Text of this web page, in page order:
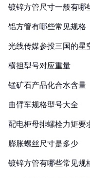
镀锌方管尺寸一般有哪
铝方管有哪些常见规格
光线传媒参投三国的星
横担型号对应重量
锰矿石产品化合水含量
曲臂车规格型号大全
配电柜母排螺栓力矩要
膨胀螺丝尺寸是多少
镀锌方管有哪些常见规